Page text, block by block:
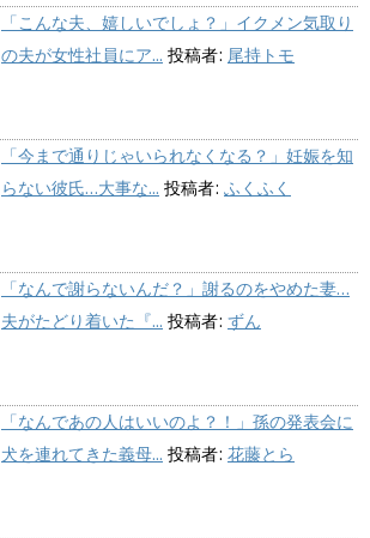
「こんな夫、嬉しいでしょ？」イクメン気取り
の夫が女性社員にア... 投稿者: 尾持トモ
「今まで通りじゃいられなくなる？」妊娠を知
らない彼氏…大事な... 投稿者: ふくふく
「なんで謝らないんだ？」謝るのをやめた妻…
夫がたどり着いた『... 投稿者: ずん
「なんであの人はいいのよ？！」孫の発表会に
犬を連れてきた義母... 投稿者: 花藤とら